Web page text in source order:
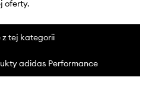
oferty.
z tej kategorii
adidas Performance